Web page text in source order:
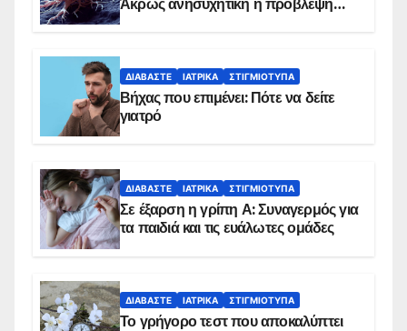
Άκρως ανησυχητική η πρόβλεψη…
ΔΙΑΒΆΣΤΕ ΙΑΤΡΙΚΆ ΣΤΙΓΜΙΌΤΥΠΑ
Βήχας που επιμένει: Πότε να δείτε
γιατρό
ΔΙΑΒΆΣΤΕ ΙΑΤΡΙΚΆ ΣΤΙΓΜΙΌΤΥΠΑ
Σε έξαρση η γρίπη Α: Συναγερμός για
τα παιδιά και τις ευάλωτες ομάδες
ΔΙΑΒΆΣΤΕ ΙΑΤΡΙΚΆ ΣΤΙΓΜΙΌΤΥΠΑ
Το γρήγορο τεστ που αποκαλύπτει